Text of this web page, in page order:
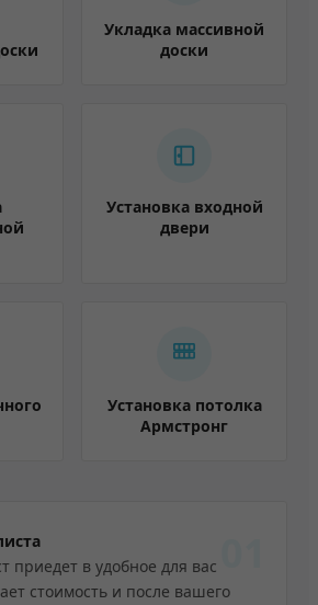
Укладка массивной
доски
Установка входной
двери
Установка потолка
Армстронг
приедет в удобное для вас
стоимость и после вашего